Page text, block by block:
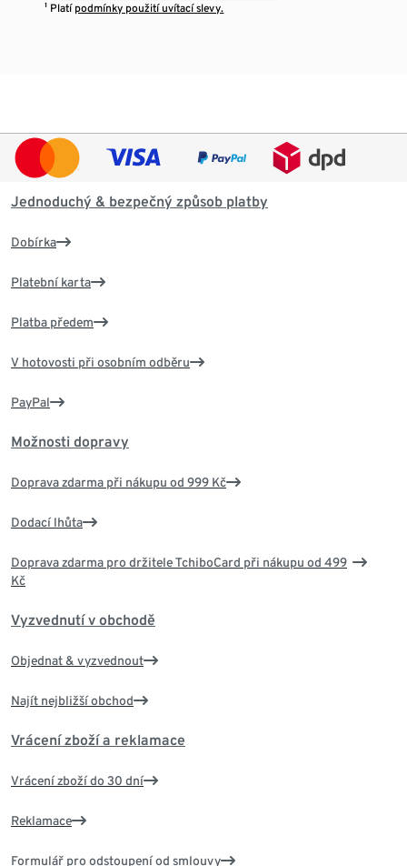
¹ Platí podmínky použití uvítací slevy.
Jednoduchý & bezpečný způsob platby
Dobírka
Platební karta
Platba předem
V hotovosti při osobním odběru
PayPal
Možnosti dopravy
Doprava zdarma při nákupu od 999 Kč
Dodací lhůta
Doprava zdarma pro držitele TchiboCard při nákupu od 499
Kč
Vyzvednutí v obchodě
Objednat & vyzvednout
Najít nejbližší obchod
Vrácení zboží a reklamace
Vrácení zboží do 30 dní
Reklamace
Formulář pro odstoupení od smlouvy